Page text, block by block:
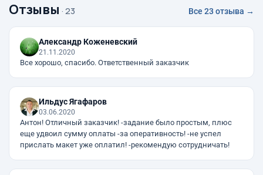
Отзывы · 23 Все 23 отзыва →
Александр Коженевский
21.11.2020
Все хорошо, спасибо. Ответственный заказчик
Ильдус Ягафаров
03.06.2020
Антон! Отличный заказчик! -задание было простым, плюс
еще удвоил сумму оплаты -за оперативность! -не успел
прислать макет уже оплатил! -рекомендую сотрудничать!